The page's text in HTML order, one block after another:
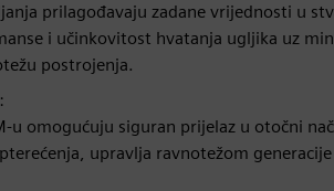
prilagođavaju zadane vrijednosti u
i učinkovitost hvatanja ugljika uz
postrojenja.
u omogućuju siguran prijelaz u otočni
upravlja ravnotežom